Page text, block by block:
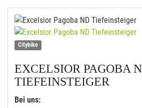
Citybike
EXCELSIOR PAGOBA
TIEFEINSTEIGER
Bei uns: